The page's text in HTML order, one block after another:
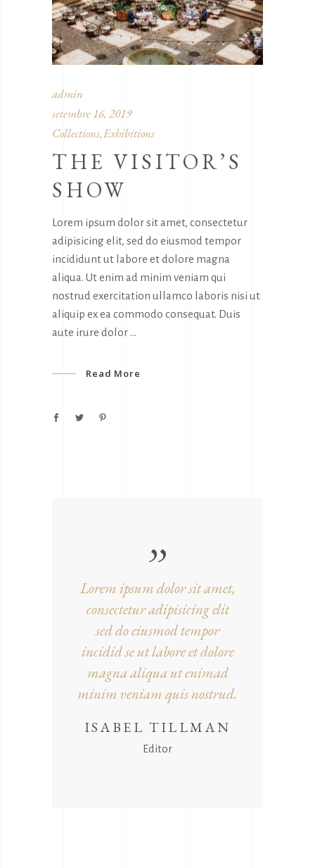
admin
setembre 16, 2019
Collections, Exhibitions
THE VISITOR’S
SHOW
Lorem ipsum dolor sit amet, consectetur
adipisicing elit, sed do eiusmod tempor
incididunt ut labore et dolore magna
aliqua. Ut enim ad minim veniam qui
nostrud exercitation ullamco laboris nisi ut
aliquip ex ea commodo consequat. Duis
aute irure dolor
Read More
Lorem ipsum dolor sit amet,
consectetur adipisicing elit
sed do eiusmod tempor
incidid se ut labore et dolore
magna aliqua ut enimad
minim veniam quis nostrud.
ISABEL TILLMAN
Editor